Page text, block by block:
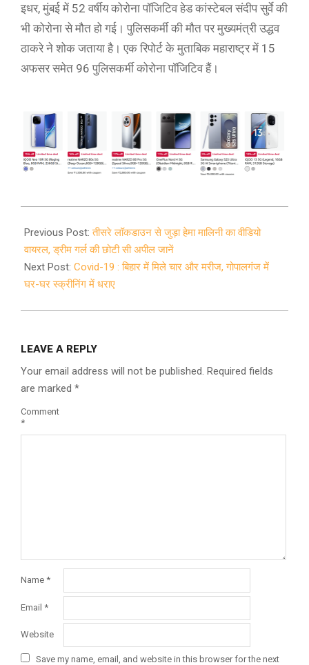
इधर, मुंबई में 52 वर्षीय कोरोना पॉजिटिव हेड कांस्टेबल संदीप सुर्वे की
भी कोरोना से मौत हो गई। पुलिसकर्मी की मौत पर मुख्यमंत्री उद्धव
ठाकरे ने शोक जताया है। एक रिपोर्ट के मुताबिक महाराष्ट्र में 15
अफसर समेत 96 पुलिसकर्मी कोरोना पॉजिटिव हैं।
04-
26
Previous Post:तीसरे लॉकडाउन से जुड़ा हेमा मालिनी का वीडियो
वायरल, ड्रीम गर्ल की छोटी सी अपील जानें
Next Post: Covid-19 : बिहार में मिले चार और मरीज, गोपालगंज में
घर-घर स्क्रीनिंग में धराए
LEAVE A REPLY
Your email address will not be published. Required fields
are marked *
Comment
*
Name *
Email *
Website
Save my name, email, and website in this browser for the next